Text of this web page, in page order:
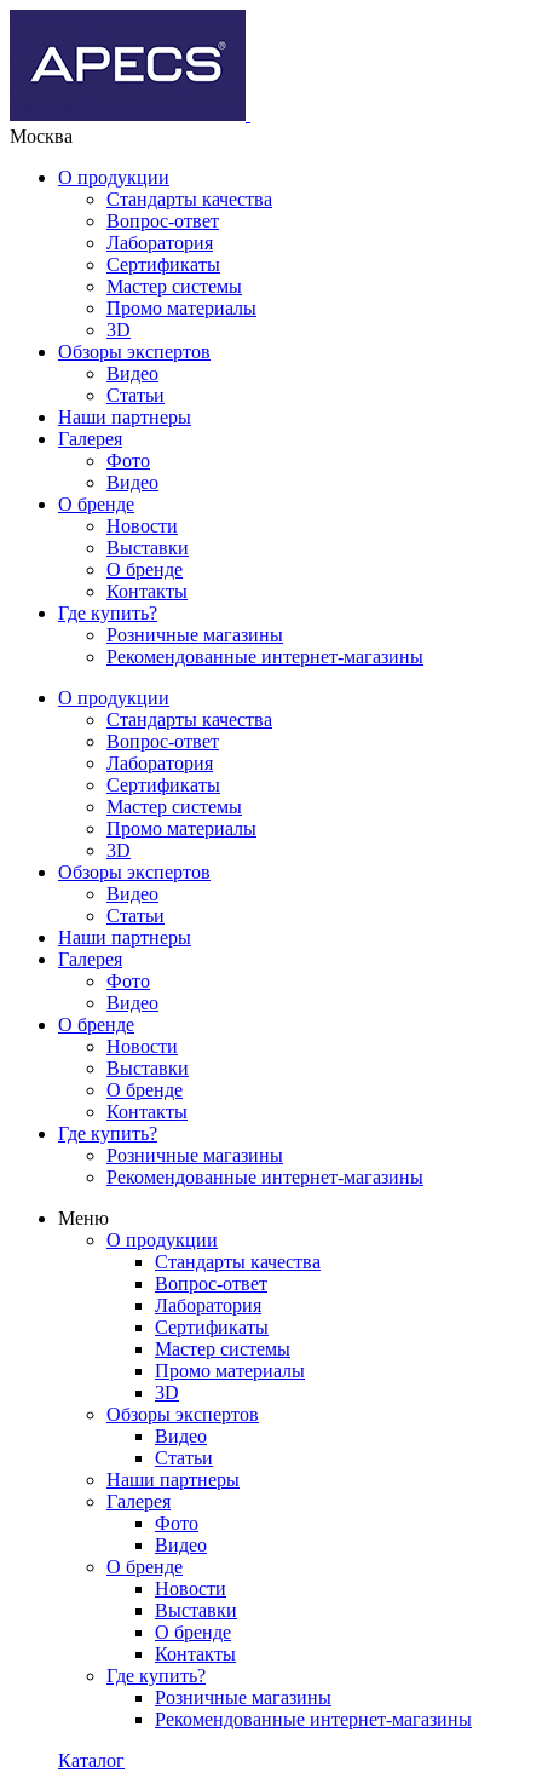
Москва
О продукции
Стандарты качества
Вопрос-ответ
Лаборатория
Сертификаты
Мастер системы
Промо материалы
3D
Обзоры экспертов
Видео
Статьи
Наши партнеры
Галерея
Фото
Видео
О бренде
Новости
Выставки
О бренде
Контакты
Где купить?
Розничные магазины
Рекомендованные интернет-магазины
О продукции
Стандарты качества
Вопрос-ответ
Лаборатория
Сертификаты
Мастер системы
Промо материалы
3D
Обзоры экспертов
Видео
Статьи
Наши партнеры
Галерея
Фото
Видео
О бренде
Новости
Выставки
О бренде
Контакты
Где купить?
Розничные магазины
Рекомендованные интернет-магазины
Меню
О продукции
Стандарты качества
Вопрос-ответ
Лаборатория
Сертификаты
Мастер системы
Промо материалы
3D
Обзоры экспертов
Видео
Статьи
Наши партнеры
Галерея
Фото
Видео
О бренде
Новости
Выставки
О бренде
Контакты
Где купить?
Розничные магазины
Рекомендованные интернет-магазины
Каталог